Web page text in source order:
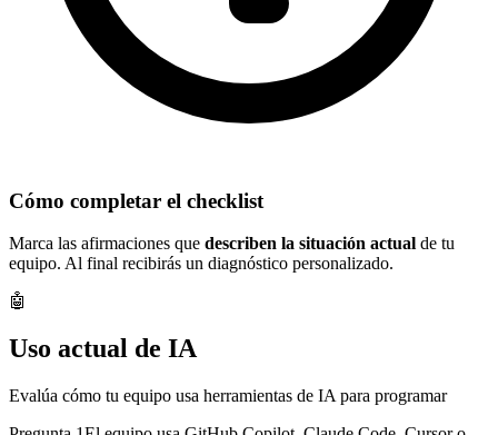
Cómo completar el checklist
Marca las afirmaciones que describen la situación actual de tu
equipo. Al final recibirás un diagnóstico personalizado.
🤖
Uso actual de IA
Evalúa cómo tu equipo usa herramientas de IA para programar